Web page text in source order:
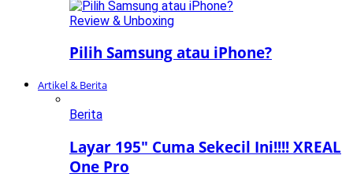
Review & Unboxing
Pilih Samsung atau iPhone?
Artikel & Berita
Berita
Layar 195″ Cuma Sekecil Ini!!!! XREAL
One Pro